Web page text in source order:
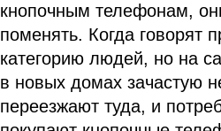
кнопочным телефонам,
поменять. Когда говорят
категорию людей, но на
в новых домах зачастую
переезжают туда, и